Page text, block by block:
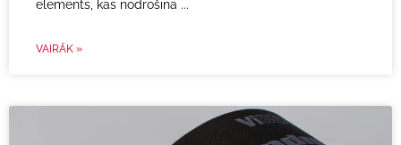
elements, kas nodrošina
VAIRĀK »